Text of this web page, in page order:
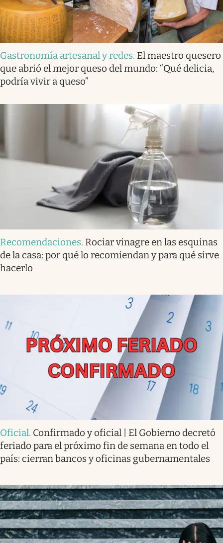
Gastronomía artesanal y redes. El maestro quesero
que abrió el mejor queso del mundo: “Qué delicia,
podría vivir a queso”
Recomendaciones. Rociar vinagre en las esquinas
de la casa: por qué lo recomiendan y para qué sirve
hacerlo
Oficial. Confirmado y oficial | El Gobierno decretó
feriado para el próximo fin de semana en todo el
país: cierran bancos y oficinas gubernamentales